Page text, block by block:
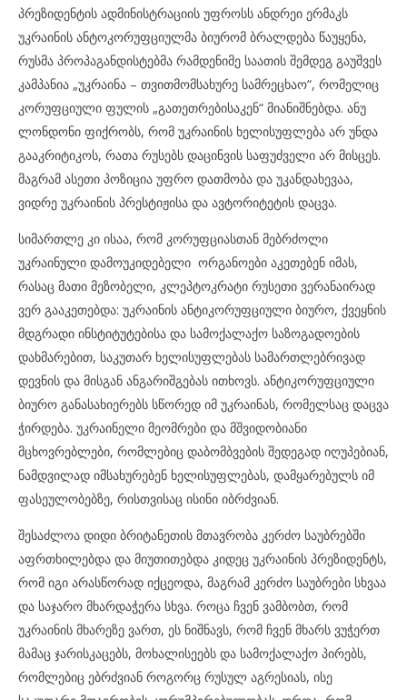
პრეზიდენტის ადმინისტრაციის უფროსს ანდრეი ერმაკს
უკრაინის ანტოკორუფციულმა ბიურომ ბრალდება წაუყენა,
რუსმა პროპაგანდისტებმა რამდენიმე საათის შემდეგ გაუშვეს
კამპანია „უკრაინა – თვითმომსახურე სამრეცხაო“, რომელიც
კორუფციული ფულის „გათეთრებისაკენ“ მიანიშნებდა. ანუ
ლონდონი ფიქრობს, რომ უკრაინის ხელისუფლება არ უნდა
გააკრიტიკოს, რათა რუსებს დაცინვის საფუძველი არ მისცეს.
მაგრამ ასეთი პოზიცია უფრო დათმობა და უკანდახევაა,
ვიდრე უკრაინის პრესტიჟისა და ავტორიტეტის დაცვა.
სიმართლე კი ისაა, რომ კორუფციასთან მებრძოლი
უკრაინული დამოუკიდებელი ორგანოები აკეთებენ იმას,
რასაც მათი მეზობელი, კლეპტოკრატი რუსეთი ვერანაირად
ვერ გააკეთებდა: უკრაინის ანტიკორუფციული ბიურო, ქვეყნის
მდგრადი ინსტიტუტებისა და სამოქალაქო საზოგადოების
დახმარებით, საკუთარ ხელისუფლებას სამართლებრივად
დევნის და მისგან ანგარიშგებას ითხოვს. ანტიკორუფციული
ბიურო განასახიერებს სწორედ იმ უკრაინას, რომელსაც დაცვა
ჭირდება. უკრაინელი მეომრები და მშვიდობიანი
მცხოვრებლები, რომლებიც დაბომბვების შედეგად იღუპებიან,
ნამდვილად იმსახურებენ ხელისუფლებას, დამყარებულს იმ
ფასეულობებზე, რისთვისაც ისინი იბრძვიან.
შესაძლოა დიდი ბრიტანეთის მთავრობა კერძო საუბრებში
აფრთხილებდა და მიუთითებდა კიდეც უკრაინის პრეზიდენტს,
რომ იგი არასწორად იქცეოდა, მაგრამ კერძო საუბრები სხვაა
და საჯარო მხარდაჭერა სხვა. როცა ჩვენ ვამბობთ, რომ
უკრაინის მხარეზე ვართ, ეს ნიშნავს, რომ ჩვენ მხარს ვუჭერთ
მამაც ჯარისკაცებს, მოხალისეებს და სამოქალაქო პირებს,
რომლებიც ებრძვიან როგორც რუსულ აგრესიას, ისე